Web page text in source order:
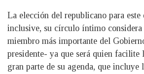
La elección del republicano para este
inclusive, su círculo íntimo considera
miembro más importante del
presidente- ya que será quien facilite
gran parte de su agenda, que incluye